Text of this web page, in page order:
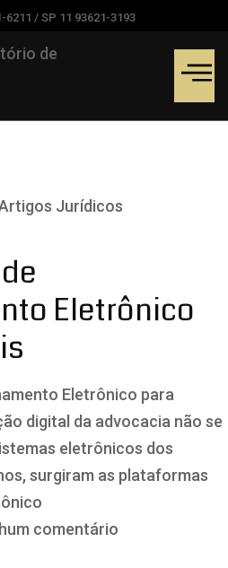
6211 / SP 11 93621-3193
Jurídicos
Eletrônico
Eletrônico para
digital da advocacia não se
eletrônicos dos
surgiram as plataformas
comentário